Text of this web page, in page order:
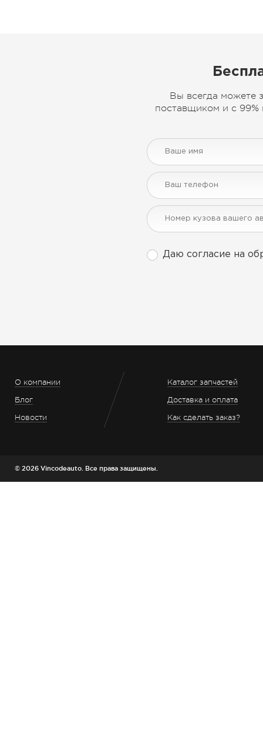
Вы всегда можете
поставщиком и с 99%
Даю согласие на
О компании
Блог
Новости
Каталог запчастей
Доставка и оплата
Как сделать заказ?
© 2026 Vincodeauto. Все права защищены.